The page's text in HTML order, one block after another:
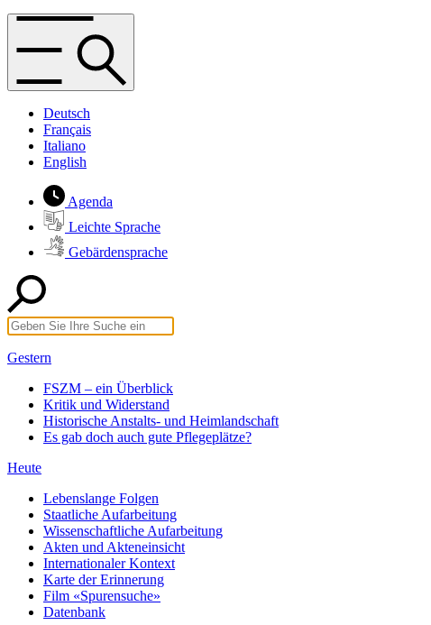
Deutsch
Français
Italiano
English
Agenda
Leichte Sprache
Gebärdensprache
Gestern
FSZM – ein Überblick
Kritik und Widerstand
Historische Anstalts- und Heimlandschaft
Es gab doch auch gute Pflegeplätze?
Heute
Lebenslange Folgen
Staatliche Aufarbeitung
Wissenschaftliche Aufarbeitung
Akten und Akteneinsicht
Internationaler Kontext
Karte der Erinnerung
Film «Spurensuche»
Datenbank